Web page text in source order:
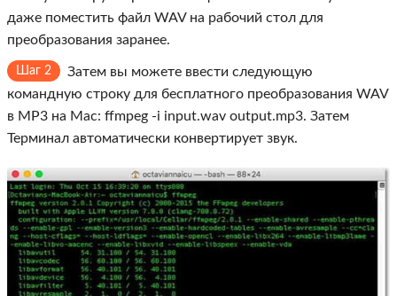
даже поместить файл WAV на рабочий стол для
преобразования заранее.
Шаг 2
Затем вы можете ввести следующую
командную строку для бесплатного преобразования WAV
в MP3 на Mac: ffmpeg -i input.wav output.mp3. Затем
Терминал автоматически конвертирует звук.